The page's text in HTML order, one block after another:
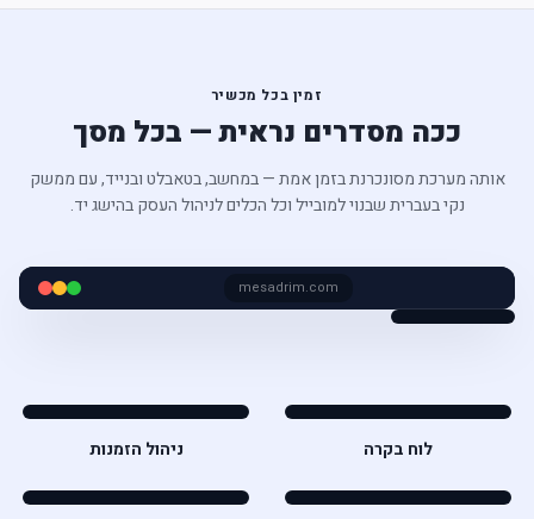
זמין בכל מכשיר
ככה מסדרים נראית — בכל מסך
אותה מערכת מסונכרנת בזמן אמת — במחשב, בטאבלט ובנייד, עם ממשק
נקי בעברית שבנוי למובייל וכל הכלים לניהול העסק בהישג יד.
mesadrim.com
לוח בקרה ניהול הזמנות